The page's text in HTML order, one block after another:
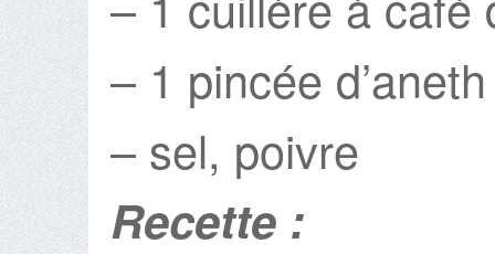
– 1 pincée d’aneth
– sel, poivre
Recette :